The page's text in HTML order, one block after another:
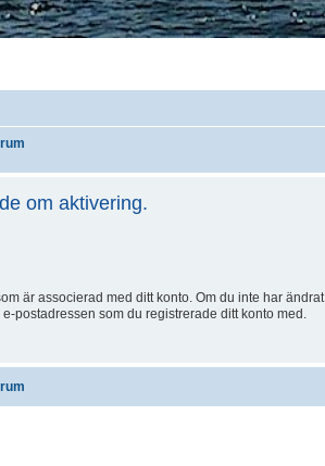
om aktivering.
är associerad med ditt konto. Om du inte har ändrat
postadressen som du registrerade ditt konto med.